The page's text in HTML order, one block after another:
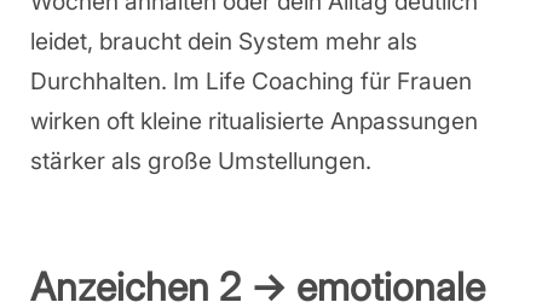
leidet, braucht dein System mehr als
Durchhalten. Im Life Coaching für Frauen
wirken oft kleine ritualisierte Anpassungen
stärker als große Umstellungen.
Anzeichen 2 → emotionale